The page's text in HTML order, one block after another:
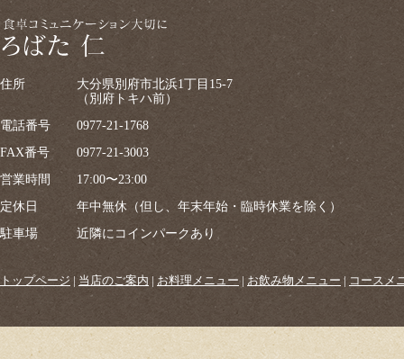
住所
大分県別府市北浜1丁目15-7
（別府トキハ前）
電話番号
0977-21-1768
FAX番号
0977-21-3003
営業時間
17:00〜23:00
定休日
年中無休（但し、年末年始・臨時休業を除く）
駐車場
近隣にコインパークあり
トップページ | 当店のご案内 | お料理メニュー | お飲み物メニュー | コースメ